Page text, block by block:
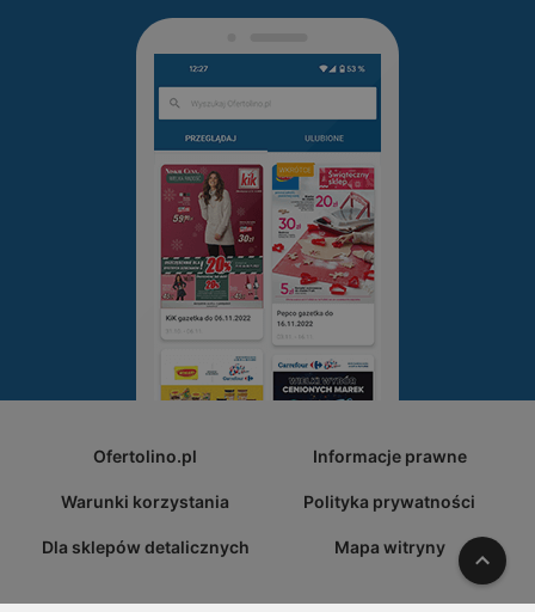
Ofertolino.pl Informacje prawne
Warunki korzystania Polityka prywatności
Dla sklepów detalicznych Mapa witryny W